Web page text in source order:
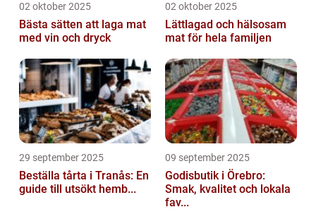
02 oktober 2025
Bästa sätten att laga mat
med vin och dryck
02 oktober 2025
Lättlagad och hälsosam
mat för hela familjen
29 september 2025
Beställa tårta i Tranås: En
guide till utsökt hemb...
09 september 2025
Godisbutik i Örebro:
Smak, kvalitet och lokala
fav...